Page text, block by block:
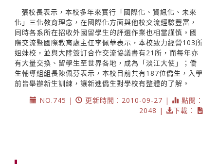
張校長表示，本校多年來實行「國際化、資訊化、未來
化」三化教育理念，在國際化方面與他校交流經驗豐富，
同時各系所在招收外國留學生的評選作業也相當謹慎。國
際交流暨國際教育處主任李佩華表示，本校致力經營103所
姐妹校，並與大陸簽訂合作交流協議書有21所，而每年亦
有大量交換、留學生至世界各地，成為「淡江大使」；僑
生輔導組組長陳佩芬表示，本校目前共有187位僑生，入學
前皆舉辦新生訓練，讓新進僑生對學校有整體的了解。
NO.745 |
更新時間：2010-09-27 |
點閱：
2048 |
下載：